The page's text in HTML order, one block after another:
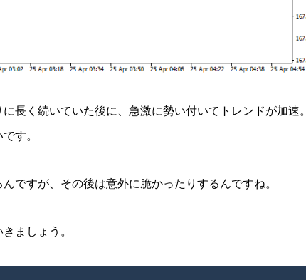
長く続いていた後に、急激に勢い付いてトレンドが加速。
す。
ですが、その後は意外に脆かったりするんですね。
ましょう。